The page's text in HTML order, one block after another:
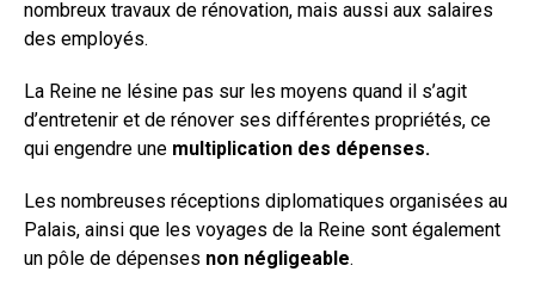
nombreux travaux de rénovation, mais aussi aux salaires
des employés.
La Reine ne lésine pas sur les moyens quand il s’agit
d’entretenir et de rénover ses différentes propriétés, ce
qui engendre une multiplication des dépenses.
Les nombreuses réceptions diplomatiques organisées au
Palais, ainsi que les voyages de la Reine sont également
un pôle de dépenses non négligeable.